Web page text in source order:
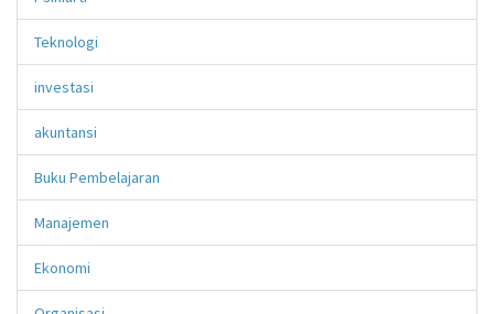
Teknologi
investasi
akuntansi
Buku Pembelajaran
Manajemen
Ekonomi